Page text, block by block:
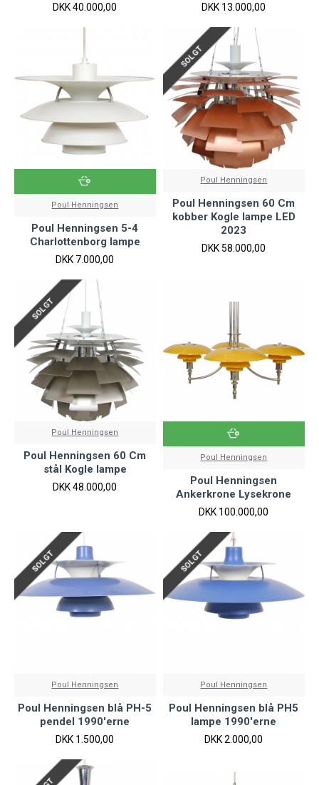
DKK 40.000,00 DKK 13.000,00
Poul Henningsen
Poul Henningsen 5-4
Charlottenborg lampe
DKK 7.000,00
SOLGT
Poul Henningsen
Poul Henningsen 60 Cm
kobber Kogle lampe LED
2023
DKK 58.000,00
SOLGT
Poul Henningsen
Poul Henningsen 60 Cm
stål Kogle lampe
DKK 48.000,00
Poul Henningsen
Poul Henningsen
Ankerkrone Lysekrone
DKK 100.000,00
SOLGT
Poul Henningsen
Poul Henningsen blå PH-5
pendel 1990'erne
DKK 1.500,00
SOLGT
Poul Henningsen
Poul Henningsen blå PH5
lampe 1990'erne
DKK 2.000,00